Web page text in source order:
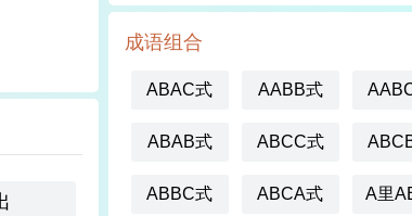
成语组合
ABAC式 AABB式
ABAB式 ABCC式
ABBC式 ABCA式 A里